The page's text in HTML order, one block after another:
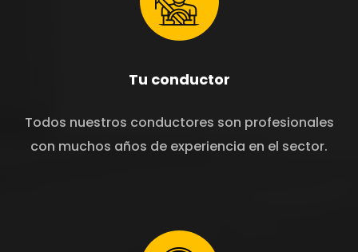
Tu conductor
Todos nuestros conductores son profesionales
con muchos años de experiencia en el sector.